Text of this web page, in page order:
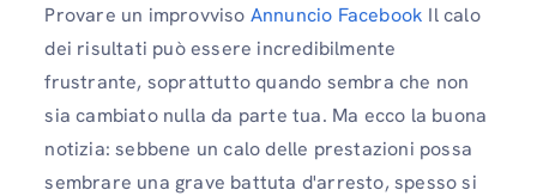
Provare un improvviso Annuncio Facebook Il calo
dei risultati può essere incredibilmente
frustrante, soprattutto quando sembra che non
sia cambiato nulla da parte tua. Ma ecco la buona
notizia: sebbene un calo delle prestazioni possa
sembrare una grave battuta d'arresto, spesso si